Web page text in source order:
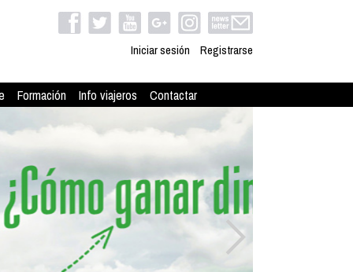
Iniciar sesión Registrarse
Formación Info viajeros Contactar